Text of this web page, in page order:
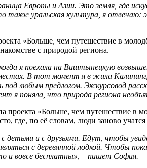
Европы и Азии. Это земля, где
такое уральская культура, я
«Больше, чем путешествие в
с природой региона.
я поехала на Виштынецкую
В тот момент я в жила
под любым предлогом. Экскурсовод
я поняла, что природа региона
проекта «Больше, чем путешествие
где, по её словам, люди заново
и с друзьями. Едут, чтобы
с деревянной лодкой.
и вовсе бесплатны», – пишет София.